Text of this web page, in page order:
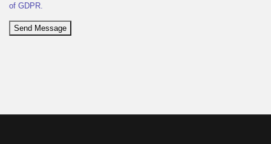
of GDPR.
Send Message